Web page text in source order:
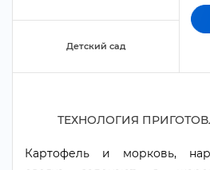
Детский сад
ТЕХНОЛОГИЯ
Картофель и морковь,